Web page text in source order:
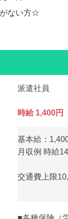
ない方☆
派遣社員
時給 1,400円
基本給：
月収例 時給
交通費上限